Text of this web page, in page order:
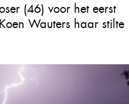
(46) voor het eerst
Wauters haar stilte